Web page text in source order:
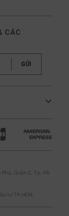
CÁC
GỬI
Quận 2, Tp. Hồ
tư TP.HCM.